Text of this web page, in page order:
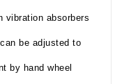
vibration absorbers
be adjusted to
by hand wheel